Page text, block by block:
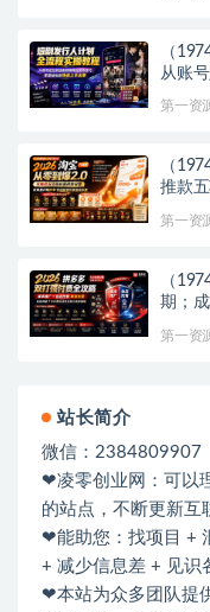
（
从账
第一资
（
推款
第一资
（
期；
第一资
站长简介
微信：2384809907
❤凌零创业网：可以
的站点，不断更新互
❤能助您：找项目 +
+ 减少信息差 + 见识
❤本站为众多团队提